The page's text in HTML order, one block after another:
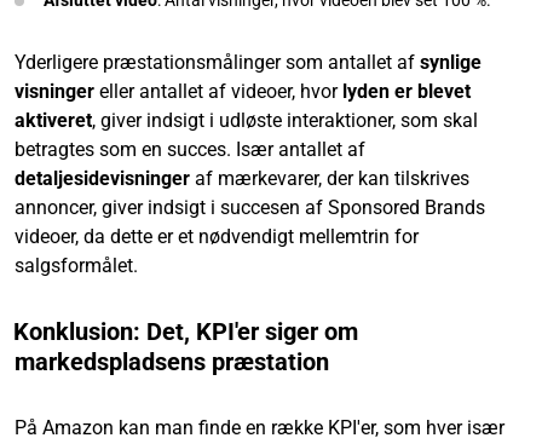
Yderligere præstationsmålinger som antallet af synlige
visninger eller antallet af videoer, hvor lyden er blevet
aktiveret, giver indsigt i udløste interaktioner, som skal
betragtes som en succes. Især antallet af
detaljesidevisninger af mærkevarer, der kan tilskrives
annoncer, giver indsigt i succesen af Sponsored Brands
videoer, da dette er et nødvendigt mellemtrin for
salgsformålet.
Konklusion: Det, KPI'er siger om
markedspladsens præstation
På Amazon kan man finde en række KPI'er, som hver især